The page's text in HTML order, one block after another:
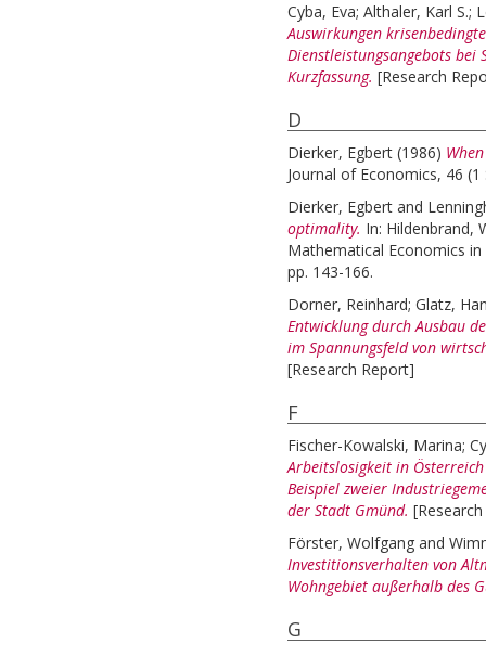
Cyba, Eva; Althaler, Karl S.;
Auswirkungen
Dienstleistungsangebots bei
Kurzfassung. [Research
D
Dierker, Egbert (1986)
Journal of Economics, 46
Dierker, Egbert and
optimality. In: Hildenbrand,
Mathematical Economics
pp. 143-166.
Dorner, Reinhard; Glatz,
Entwicklung durch Ausbau
im Spannungsfeld von
[Research Report]
F
Fischer-Kowalski, Marina;
Arbeitslosigkeit in
Beispiel zweier
der Stadt Gmünd.
Förster, Wolfgang and
Investitionsverhalten von
Wohngebiet außerhalb des
G